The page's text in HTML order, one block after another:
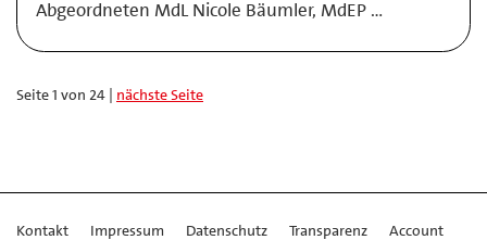
Abgeordneten MdL Nicole Bäumler, MdEP …
Seite 1 von 24 | nächste Seite
Kontakt Impressum Datenschutz Transparenz Account